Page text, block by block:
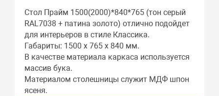
Стол Прайм 1500(2000)*840*765 (тон серый
RAL7038 + патина золото) отлично подойдет
для интерьеров в стиле Классика.
Габариты: 1500 x 765 x 840 мм.
В качестве материала каркаса используется
массив бука.
Материалом столешницы служит МДФ шпон
ясеня.